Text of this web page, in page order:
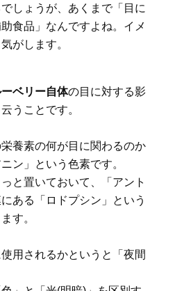
しょうが、あくまで「目に
食品」なんですよね。イメ
がします。
ベリー自体の目に対する影
うことです。
養素の何が目に関わるのか
ン」という色素です。
と置いておいて、「アント
ある「ロドプシン」という
す。
用されるかというと「夜間